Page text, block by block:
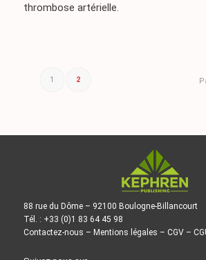
thrombose artérielle.
1 2
88 rue du Dôme – 92100 Boulogne-Billancourt
Tél. : +33 (0)1 83 64 45 98
Contactez-nous – Mentions légales – CGV–